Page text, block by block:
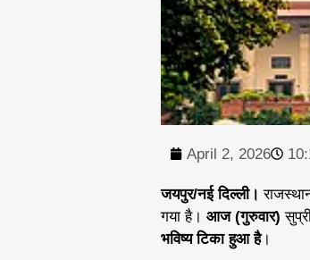
April 2, 2026
जयपुर/नई दिल्ली।
गया है। आज (गुरुवार)
भविष्य टिका हुआ है।